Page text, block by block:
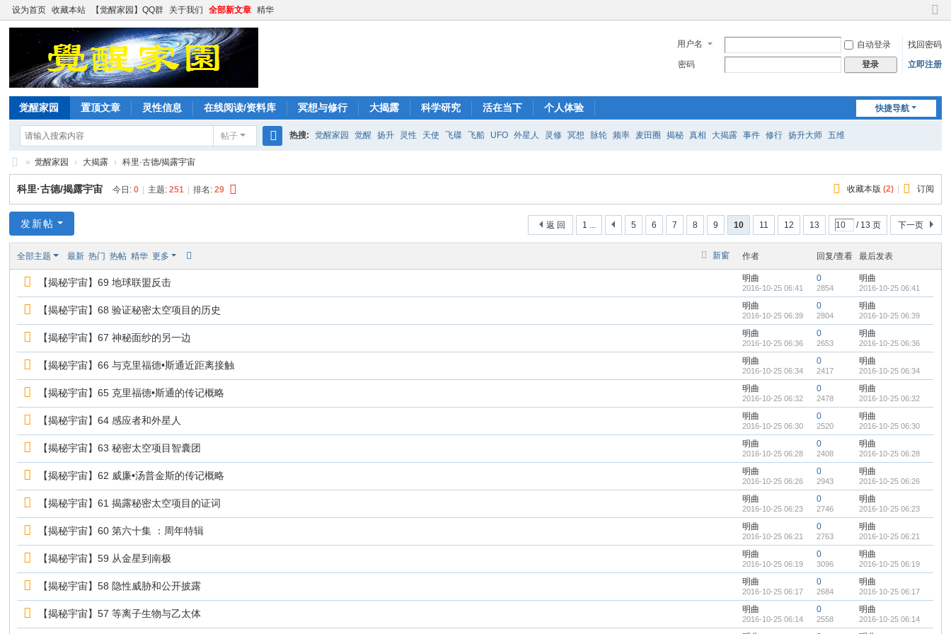
设为首页 收藏本站 【觉醒家园】QQ群 关于我们 全部新文章 精华
切
到
窄
用户名 自动登录
找回密码
密码
登录 立即注册
快捷导航
觉醒家园 置顶文章 灵性信息 在线阅读/资料库 冥想与修行 大揭露 科学研究 活在当下 个人体验
帖子
索
热搜: 觉醒家园 觉醒 扬升 灵性 天使 飞碟 飞船 UFO 外星人 灵修 冥想 脉轮 频率 麦田圈 揭秘 真相 大揭露 事件 修行 扬升大师 五维
觉
醒
家
园
» 觉醒家园 › 大揭露 › 科里·古德/揭露宇宙
收藏本版 (2) 订阅
科里·古德/揭露宇宙 今日:0 主题:251 排名:29
1 ... 5 6 7 8 9 10 11 12 13 / 13 页 下一页
返 回
发新帖
新窗
全部主题 最新 热门 热帖 精华 更多 作者 回复/查看 最后发表
【揭秘宇宙】69 地球联盟反击 明曲
2016-10-25 06:41
0
2854
明曲
2016-10-25 06:41
【揭秘宇宙】68 验证秘密太空项目的历史 明曲
2016-10-25 06:39
0
2804
明曲
2016-10-25 06:39
【揭秘宇宙】67 神秘面纱的另一边 明曲
2016-10-25 06:36
0
2653
明曲
2016-10-25 06:36
【揭秘宇宙】66 与克里福德•斯通近距离接触 明曲
2016-10-25 06:34
0
2417
明曲
2016-10-25 06:34
【揭秘宇宙】65 克里福德•斯通的传记概略 明曲
2016-10-25 06:32
0
2478
明曲
2016-10-25 06:32
【揭秘宇宙】64 感应者和外星人 明曲
2016-10-25 06:30
0
2520
明曲
2016-10-25 06:30
【揭秘宇宙】63 秘密太空项目智囊团 明曲
2016-10-25 06:28
0
2408
明曲
2016-10-25 06:28
【揭秘宇宙】62 威廉•汤普金斯的传记概略 明曲
2016-10-25 06:26
0
2943
明曲
2016-10-25 06:26
【揭秘宇宙】61 揭露秘密太空项目的证词 明曲
2016-10-25 06:23
0
2746
明曲
2016-10-25 06:23
【揭秘宇宙】60 第六十集 ：周年特辑 明曲
2016-10-25 06:21
0
2763
明曲
2016-10-25 06:21
【揭秘宇宙】59 从金星到南极 明曲
2016-10-25 06:19
0
3096
明曲
2016-10-25 06:19
【揭秘宇宙】58 隐性威胁和公开披露 明曲
2016-10-25 06:17
0
2684
明曲
2016-10-25 06:17
【揭秘宇宙】57 等离子生物与乙太体 明曲
2016-10-25 06:14
0
2558
明曲
2016-10-25 06:14